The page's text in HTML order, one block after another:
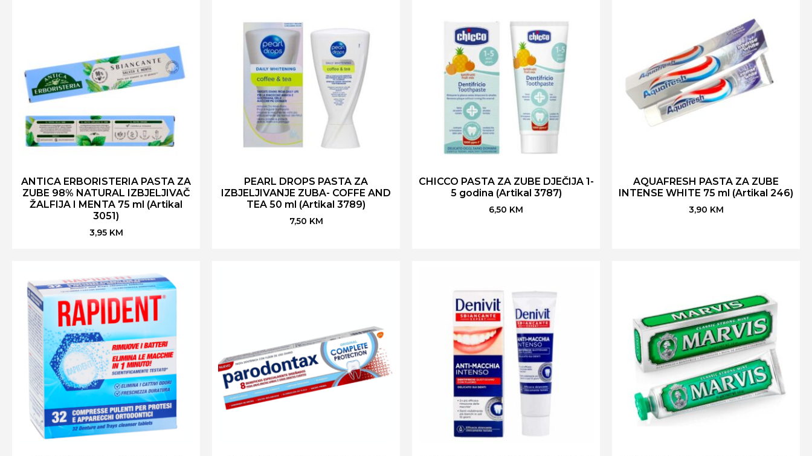
ANTICA ERBORISTERIA PASTA ZA
ZUBE 98% NATURAL IZBJELJIVAČ
ŽALFIJA I MENTA 75 ml (Artikal
3051)
3,95 KM
PEARL DROPS PASTA ZA
IZBJELJIVANJE ZUBA- COFFE AND
TEA 50 ml (Artikal 3789)
7,50 KM
CHICCO PASTA ZA ZUBE DJEČIJA 1-
5 godina (Artikal 3787)
6,50 KM
AQUAFRESH PASTA ZA ZUBE
INTENSE WHITE 75 ml (Artikal 246)
3,90 KM